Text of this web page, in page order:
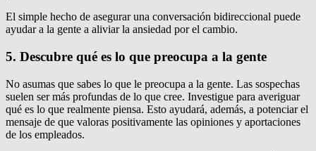
El simple hecho de asegurar una conversación bidireccional puede
ayudar a la gente a aliviar la ansiedad por el cambio.
5. Descubre qué es lo que preocupa a la gente
No asumas que sabes lo que le preocupa a la gente. Las sospechas
suelen ser más profundas de lo que cree. Investigue para averiguar
qué es lo que realmente piensa. Esto ayudará, además, a potenciar el
mensaje de que valoras positivamente las opiniones y aportaciones
de los empleados.